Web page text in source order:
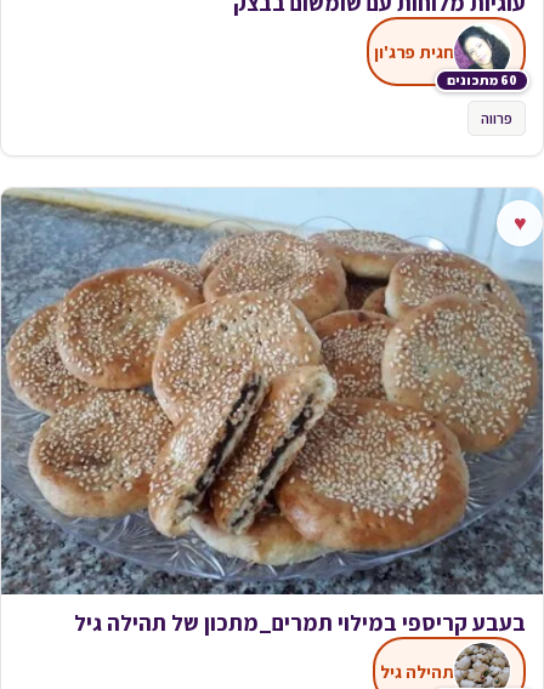
60 מתכונים
חגית פרג'ון
פרווה
♥
בעבע קריספי במילוי תמרים_מתכון של תהילה גיל
תהילה גיל